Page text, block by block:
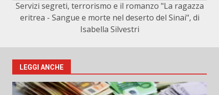
Servizi segreti, terrorismo e il romanzo "La ragazza
eritrea - Sangue e morte nel deserto del Sinai", di
Isabella Silvestri
LEGGI ANCHE